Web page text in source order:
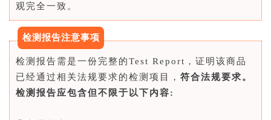
观完全一致。
检测报告注意事项
检测报告需是一份完整的Test Report，证明该商品
已经通过相关法规要求的检测项目， 符合法规要求。
检测报告应包含但不限于以下内容: